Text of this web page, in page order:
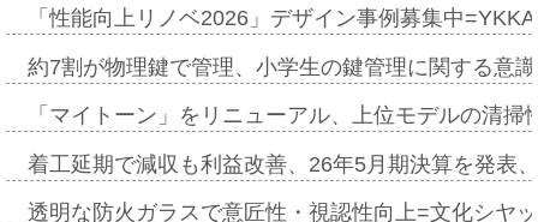
「性能向上リノベ2026」デザイン事例募集中
約7割が物理鍵で管理、小学生の鍵管理に関する意
「マイトーン」をリニューアル、上位モデルの清
着工延期で減収も利益改善、26年5月期決算を発表
透明な防火ガラスで意匠性・視認性向上=文化シヤ